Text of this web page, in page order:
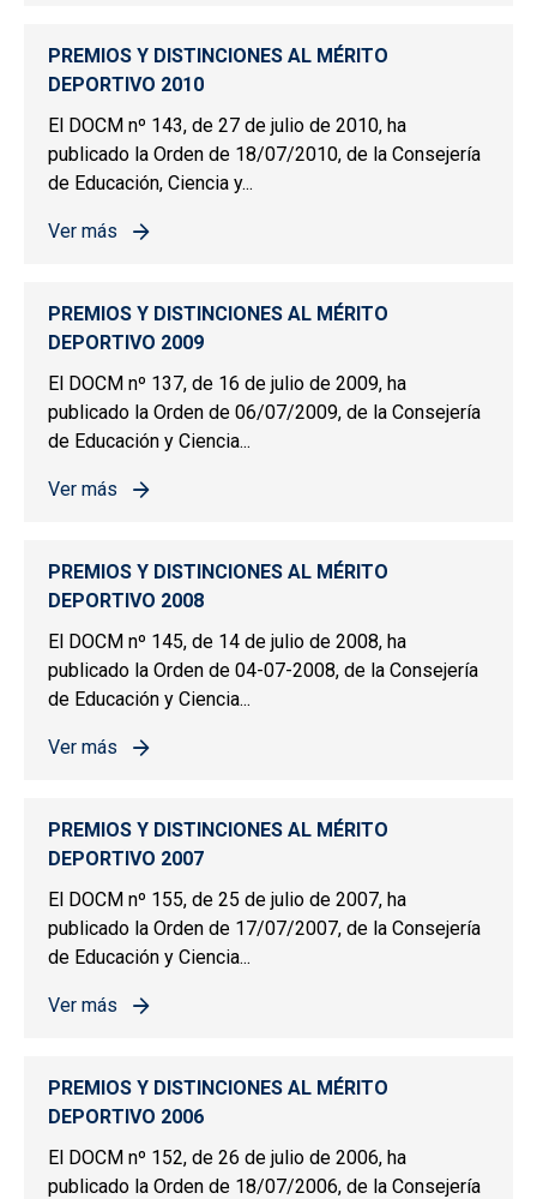
PREMIOS Y DISTINCIONES AL MÉRITO
DEPORTIVO 2010
El DOCM nº 143, de 27 de julio de 2010, ha
publicado la Orden de 18/07/2010, de la Consejería
de Educación, Ciencia y...
Ver más
sobre PREMIOS Y DISTINCIONES AL MÉRITO
PREMIOS Y DISTINCIONES AL MÉRITO
DEPORTIVO 2009
El DOCM nº 137, de 16 de julio de 2009, ha
publicado la Orden de 06/07/2009, de la Consejería
de Educación y Ciencia...
Ver más
sobre PREMIOS Y DISTINCIONES AL MÉRITO
PREMIOS Y DISTINCIONES AL MÉRITO
DEPORTIVO 2008
El DOCM nº 145, de 14 de julio de 2008, ha
publicado la Orden de 04-07-2008, de la Consejería
de Educación y Ciencia...
Ver más
sobre PREMIOS Y DISTINCIONES AL MÉRITO
PREMIOS Y DISTINCIONES AL MÉRITO
DEPORTIVO 2007
El DOCM nº 155, de 25 de julio de 2007, ha
publicado la Orden de 17/07/2007, de la Consejería
de Educación y Ciencia...
Ver más
sobre PREMIOS Y DISTINCIONES AL MÉRITO
PREMIOS Y DISTINCIONES AL MÉRITO
DEPORTIVO 2006
El DOCM nº 152, de 26 de julio de 2006, ha
publicado la Orden de 18/07/2006, de la Consejería